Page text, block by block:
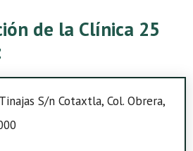
de la Clínica 25
S/n Cotaxtla, Col. Obrera,